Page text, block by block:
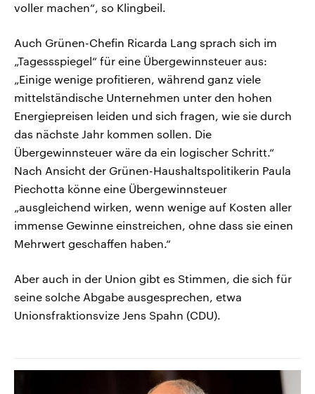
voller machen“, so Klingbeil.
Auch Grünen-Chefin Ricarda Lang sprach sich im
„Tagessspiegel“ für eine Übergewinnsteuer aus:
„Einige wenige profitieren, während ganz viele
mittelständische Unternehmen unter den hohen
Energiepreisen leiden und sich fragen, wie sie durch
das nächste Jahr kommen sollen. Die
Übergewinnsteuer wäre da ein logischer Schritt.“
Nach Ansicht der Grünen-Haushaltspolitikerin Paula
Piechotta könne eine Übergewinnsteuer
„ausgleichend wirken, wenn wenige auf Kosten aller
immense Gewinne einstreichen, ohne dass sie einen
Mehrwert geschaffen haben.“
Aber auch in der Union gibt es Stimmen, die sich für
seine solche Abgabe ausgesprechen, etwa
Unionsfraktionsvize Jens Spahn (CDU).